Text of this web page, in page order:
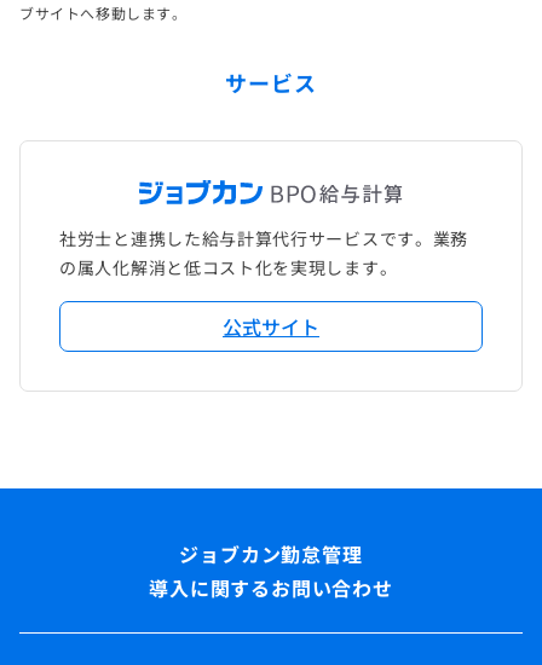
ブサイトへ移動します。
サービス
社労士と連携した給与計算代行サービスです。業務
の属人化解消と低コスト化を実現します。
公式サイト
導入に関するお問い合わせ